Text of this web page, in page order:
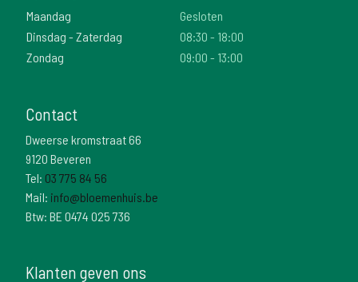
Maandag
Gesloten
Dinsdag - Zaterdag
08:30 - 18:00
Zondag
09:00 - 13:00
Contact
Dweerse kromstraat 66
9120 Beveren
Tel: 03 775 84 56
Mail: info@bloemenhuis.be
Btw: BE 0474 025 736
Klanten geven ons